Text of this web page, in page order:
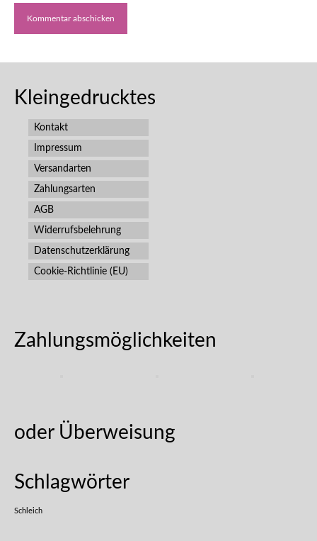
Kleingedrucktes
Kontakt
Impressum
Versandarten
Zahlungsarten
AGB
Widerrufsbelehrung
Datenschutzerklärung
Cookie-Richtlinie (EU)
Zahlungsmöglichkeiten
oder Überweisung
Schlagwörter
Schleich